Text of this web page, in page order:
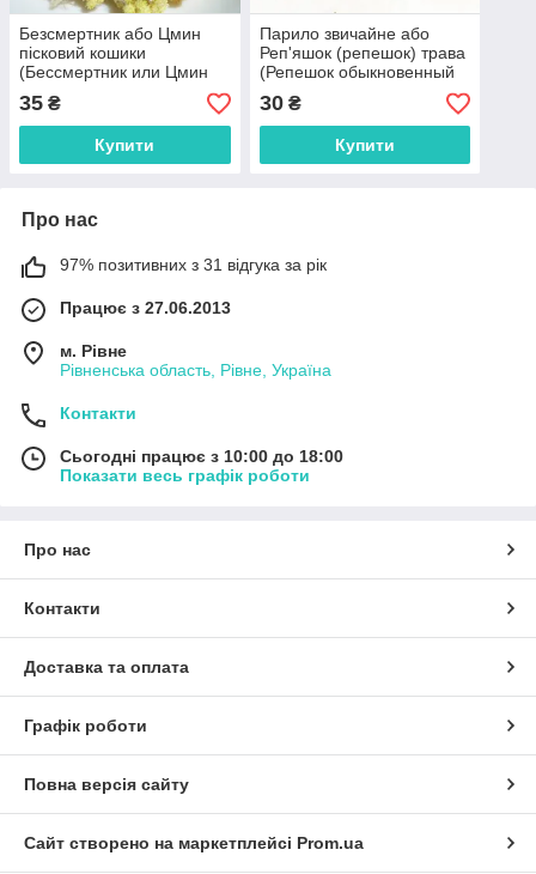
Безсмертник або Цмин
пісковий кошики
(Бессмертник или Цмин
песчаный трава рос.), 50г
35 ₴
Купити
Парило звичайне або
Реп'яшок (репешок) трава
(Репешок обыкновенный
или Репейник рос.), 50г
30₴
Купити
Про нас
97% позитивних з 31 відгука за рік
Працює з 27.06.2013
м. Рівне
Рівненська область, Рівне, Україна
Контакти
Сьогодні працює з 10:00 до 18:00
Показати весь графік роботи
Про нас
Контакти
Доставка та оплата
Графік роботи
Повна версія сайту
Сайт створено на маркетплейсі Prom.ua